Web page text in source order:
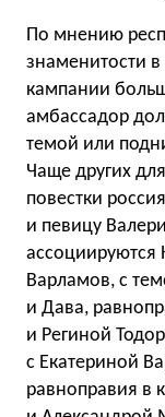
По мнению
знаменитости
кампании
амбассадор
темой или
Чаще других
повестки
и певицу
Варламов, с
и Дава,
и Региной
с Екатериной
равноправия в